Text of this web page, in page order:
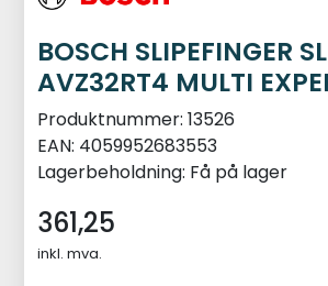
BOSCH SLIPEFINGER SL
AVZ32RT4 MULTI
Produktnummer: 13526
EAN: 4059952683553
Lagerbeholdning: Få på lager
361,25
inkl. mva.